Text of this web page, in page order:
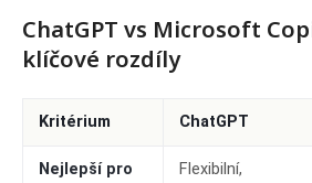
ChatGPT vs Microsoft
klíčové rozdíly
Kritérium ChatGPT
Nejlepší pro
Flexibilní,